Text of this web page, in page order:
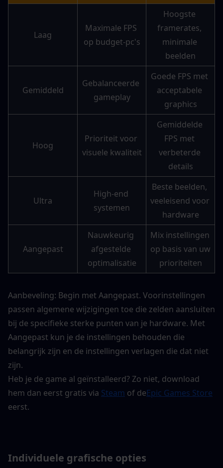
Laag
Maximale FPS
op budget-pc's
Hoogste
framerates,
minimale
beelden
Gemiddeld
Gebalanceerde
gameplay
Goede FPS met
acceptabele
graphics
Hoog
Prioriteit voor
visuele kwaliteit
Gemiddelde
FPS met
verbeterde
details
Ultra
High-end
systemen
Beste beelden,
veeleisend voor
hardware
Aangepast
Nauwkeurig
afgestelde
optimalisatie
Mix instellingen
op basis van uw
prioriteiten
Aanbeveling: Begin met Aangepast. Voorinstellingen
passen algemene wijzigingen toe die zelden aansluiten
bij de specifieke sterke punten van je hardware. Met
Aangepast kun je de instellingen behouden die
belangrijk zijn en de instellingen verlagen die dat niet
zijn.
Heb je de game al geïnstalleerd? Zo niet, download
hem dan eerst gratis via Steam of deEpic Games Store
eerst.
Individuele grafische opties